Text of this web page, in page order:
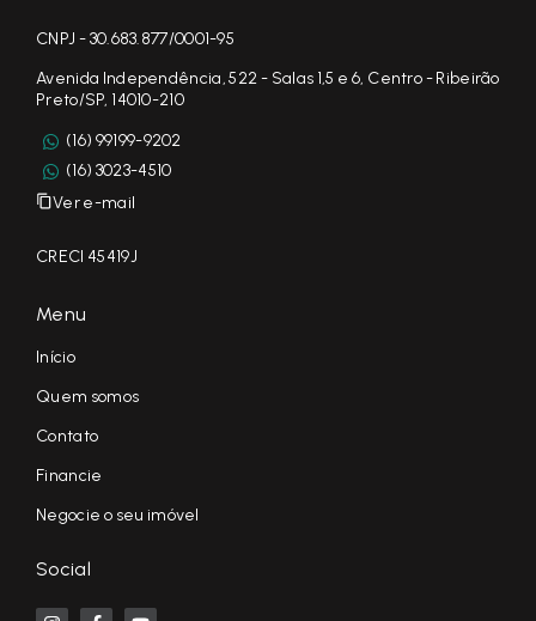
CNPJ - 30.683.877/0001-95
Avenida Independência, 522 - Salas 1,5 e 6, Centro - Ribeirão
Preto/SP, 14010-210
(16) 99199-9202
(16) 3023-4510
Ver e-mail
CRECI 45419J
Menu
Início
Quem somos
Contato
Financie
Negocie o seu imóvel
Social